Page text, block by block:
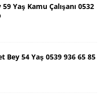
Yaş Kamu Çalışanı 0532
Bey 54 Yaş 0539 936 65 85